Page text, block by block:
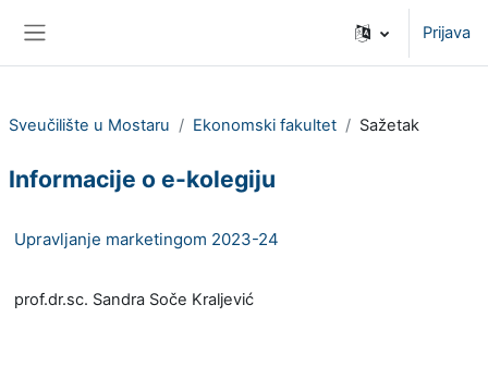
Prijava
Sveučilište u Mostaru Ekonomski fakultet Sažetak
Informacije o e-kolegiju
Upravljanje marketingom 2023-24
prof.dr.sc. Sandra Soče Kraljević